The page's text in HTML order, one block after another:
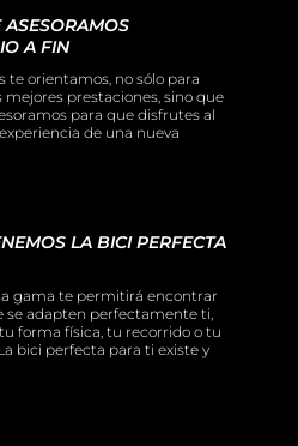
ASESORAMOS
A FIN
te orientamos, no sólo para
mejores prestaciones, sino que
para que disfrutes al
de una nueva
LA BICI PERFECTA
gama te permitirá encontrar
se adapten perfectamente ti,
forma física, tu recorrido o tu
bici perfecta para ti existe y